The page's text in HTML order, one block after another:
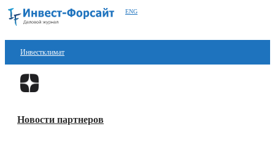
ENG
Инвестклимат
Финансы
Блокчейн
Новости партнеров